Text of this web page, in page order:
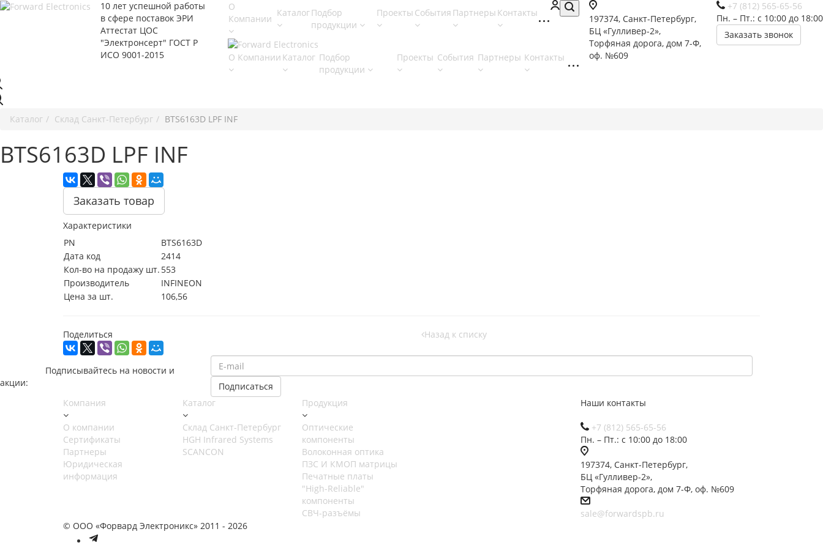
10 лет успешной работы
в сфере поставок ЭРИ
Аттестат ЦОС
"Электронсерт" ГОСТ Р
ИСО 9001-2015
+7 (812) 565-65-56
Пн. – Пт.: с 10:00 до 18:00
Заказать звонок
197374, Санкт-Петербург,
БЦ «Гулливер-2»,
Торфяная дорога, дом 7-Ф,
оф. №609
О
Компании
КаталогПодбор
продукции
Проекты События Партнеры Контакты
О Компании Каталог Подбор
продукции
Проекты События Партнеры Контакты
Каталог Cклад Санкт-Петербург BTS6163D LPF INF
BTS6163D LPF INF
Заказать товар
Характеристики
PN
BTS6163D
Дата код
2414
Кол-во на продажу шт. 553
Производитель
INFINEON
Цена за шт.
106,56
Поделиться Назад к списку
Подписывайтесь на новости и
акции:
Компания
О компании
Сертификаты
Партнеры
Юридическая
информация
Каталог
Cклад Санкт-Петербург
HGH Infrared Systems
SCANCON
Продукция
Оптические
компоненты
Волоконная оптика
ПЗС И КМОП матрицы
Печатные платы
"High-Reliable"
компоненты
СВЧ-разъёмы
Наши контакты
+7 (812) 565-65-56
Пн. – Пт.: с 10:00 до 18:00
197374, Санкт-Петербург,
БЦ «Гулливер-2»,
Торфяная дорога, дом 7-Ф, оф. №609
sale@forwardspb.ru
© ООО «Форвард Электроникс» 2011 - 2026